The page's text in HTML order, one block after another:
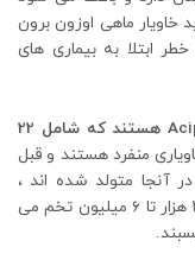
خاویار ماهی اوزون برون
ابتلا به بیماری های
ماهیان خاویاری عضوی از خانواده Acipenseridae هستند که شامل 22
منفرد هستند و قبل
آنجا متولد شده اند ،
چندین سال را در دریا می گذرانند. ماده ها از ۲۰۰ هزار تا ۶ میلیون تخم می